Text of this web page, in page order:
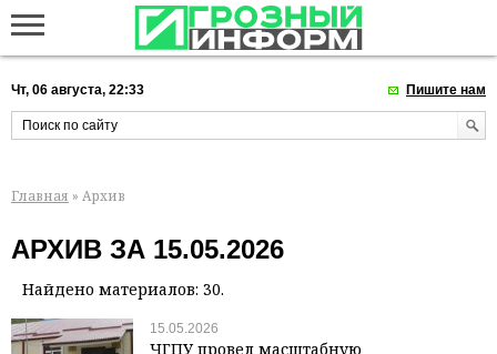
Чт, 06 августа, 22:33 Пишите нам
Главная » Архив
АРХИВ ЗА 15.05.2026
Найдено материалов: 30.
15.05.2026
ЧГПУ провел масштабную